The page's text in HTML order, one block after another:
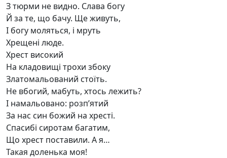
З тюрми не видно. Слава богу
Й за те, що бачу. Ще живуть,
І богу моляться, і мруть
Хрещені люде.
Хрест високий
На кладовищі трохи збоку
Златомальований стоїть.
Не вбогий, мабуть, хтось лежить?
І намальовано: розп’ятий
За нас син божий на хресті.
Спасибі сиротам багатим,
Що хрест поставили. А я…
Такая доленька моя!